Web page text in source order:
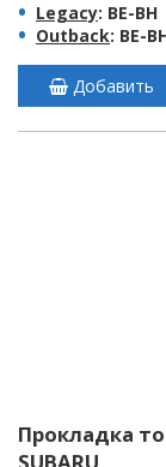
Legacy: BE-BH
Outback: BE-
Добавить
Прокладка